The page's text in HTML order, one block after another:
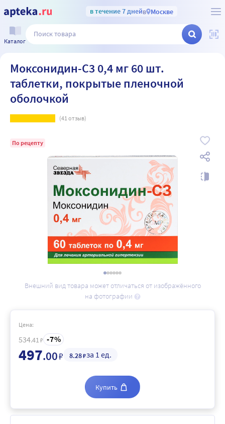
в течение 7 днейв Москве
Каталог
Моксонидин-С3 0,4 мг 60 шт.
таблетки, покрытые пленочной
оболочкой
(41отзыв)
По рецепту
Внешний вид товара может отличаться от изображённого
на фотографии
Цена:
534.41 ₽ 7
497.00₽ 8.28₽за 1 ед.
Купить